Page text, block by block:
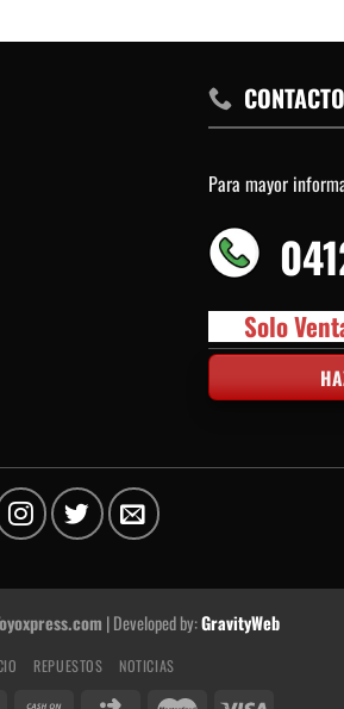
CONTACTO
Para mayor
Solo
| Developed by:GravityWeb
REPUESTOS NOTICIAS